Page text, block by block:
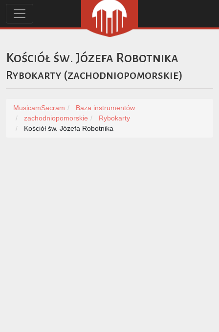
Kościół św. Józefa Robotnika
Rybokarty (zachodniopomorskie)
MusicamSacram
Baza instrumentów
zachodniopomorskie
Rybokarty
Kościół św. Józefa Robotnika